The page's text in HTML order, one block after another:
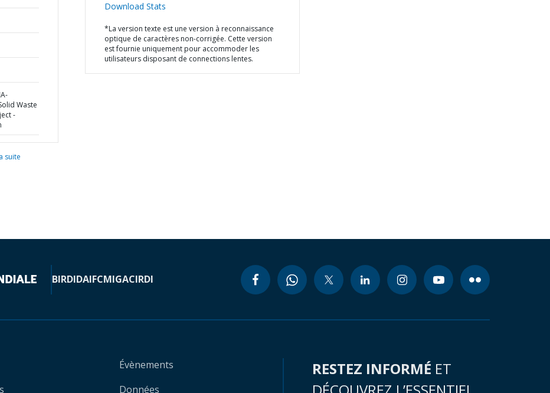
Waste
-
suite
Download Stats
*La version texte est une version à reconnaissance
optique de caractères non-corrigée. Cette version
est fournie uniquement pour accommoder les
utilisateurs disposant de connections lentes.
BIRDIDAIFCMIGACIRDI
Évènements
Données
RESTEZ INFORMÉ ET